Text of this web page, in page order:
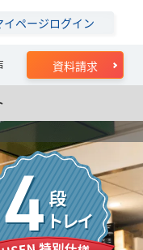
資料請求
イページログイン